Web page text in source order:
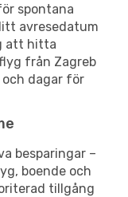
spontana
avresedatum
att hitta
från Zagreb
och dagar för
besparingar –
boende och
tillgång